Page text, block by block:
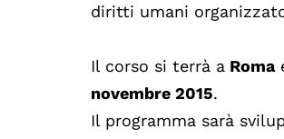
diritti umani
Il corso si terrà a Roma
novembre 2015.
Il programma sarà